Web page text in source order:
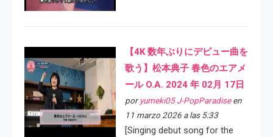
【4K 数年ぶりにデビュー曲を
歌う】松本典子 春色のエアメ
ール O.A. 2024 年 02月 17日
por yumeki05 J-PopParadiseen
11 marzo 2026 a las 5:33
[Singing debut song for the